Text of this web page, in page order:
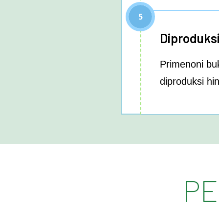
5
Primenoni
diproduksi